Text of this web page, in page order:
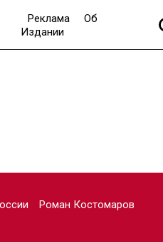
Реклама
Об
Издании
Роман Костомаров